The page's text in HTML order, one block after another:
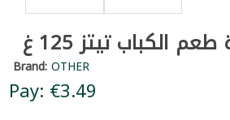
الكباب تيتز 125 غ
Brand:OTHER
Pay: €3.49